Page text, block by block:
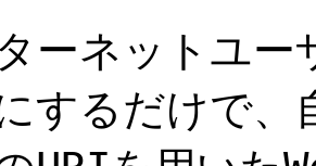
ーネットユー
するだけで、